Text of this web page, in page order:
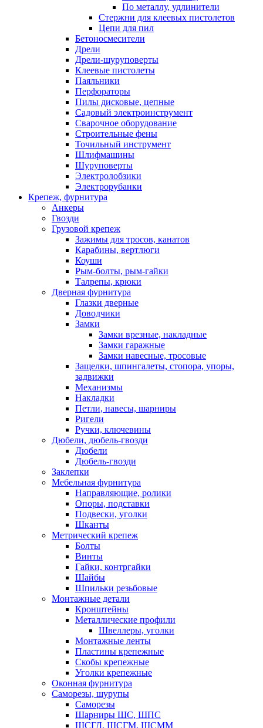
По металлу, удлинители
Стержни для клеевых пистолетов
Цепи для пил
Бетоносмесители
Дрели
Дрели-шуруповерты
Клеевые пистолеты
Паяльники
Перфораторы
Пилы дисковые, цепные
Садовый электроинструмент
Сварочное оборудование
Строительные фены
Точильный инструмент
Шлифмашины
Шуруповерты
Электролобзики
Электрорубанки
Крепеж, фурнитура
Анкеры
Гвозди
Грузовой крепеж
Зажимы для тросов, канатов
Карабины, вертлюги
Коуши
Рым-болты, рым-гайки
Талрепы, крюки
Дверная фурнитура
Глазки дверные
Доводчики
Замки
Замки врезные, накладные
Замки гаражные
Замки навесные, тросовые
Защелки, шпингалеты, стопора, упоры,
задвижки
Механизмы
Накладки
Петли, навесы, шарниры
Ригели
Ручки, ключевины
Дюбели, дюбель-гвозди
Дюбели
Дюбель-гвозди
Заклепки
Мебельная фурнитура
Направляющие, ролики
Опоры, подставки
Подвески, уголки
Шканты
Метрический крепеж
Болты
Винты
Гайки, контргайки
Шайбы
Шпильки резьбовые
Монтажные детали
Кронштейны
Металлические профили
Швеллеры, уголки
Монтажные ленты
Пластины крепежные
Скобы крепежные
Уголки крепежные
Оконная фурнитура
Саморезы, шурупы
Саморезы
Шарниры ШС, ШПС
ШСГД, ШСГМ, ШСММ